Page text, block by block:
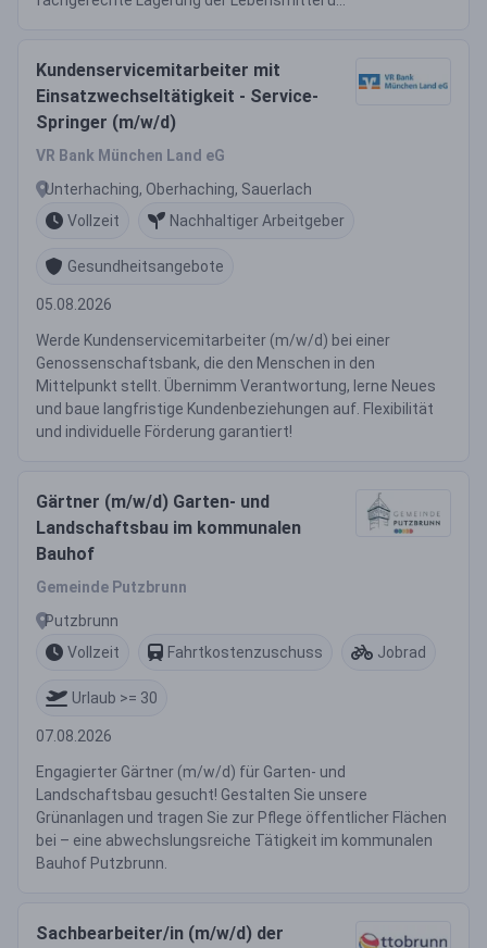
Kundenservicemitarbeiter mit
Einsatzwechseltätigkeit - Service-
Springer (m/w/d)
VR Bank München Land eG
Unterhaching, Oberhaching, Sauerlach
Vollzeit
Nachhaltiger Arbeitgeber
Gesundheitsangebote
05.08.2026
Werde Kundenservicemitarbeiter (m/w/d) bei einer
Genossenschaftsbank, die den Menschen in den
Mittelpunkt stellt. Übernimm Verantwortung, lerne Neues
und baue langfristige Kundenbeziehungen auf. Flexibilität
und individuelle Förderung garantiert!
Gärtner (m/w/d) Garten- und
Landschaftsbau im kommunalen
Bauhof
Gemeinde Putzbrunn
Putzbrunn
Vollzeit
Fahrtkostenzuschuss Jobrad
Urlaub >= 30
07.08.2026
Engagierter Gärtner (m/w/d) für Garten- und
Landschaftsbau gesucht! Gestalten Sie unsere
Grünanlagen und tragen Sie zur Pflege öffentlicher Flächen
bei – eine abwechslungsreiche Tätigkeit im kommunalen
Bauhof Putzbrunn.
Sachbearbeiter/in (m/w/d) der